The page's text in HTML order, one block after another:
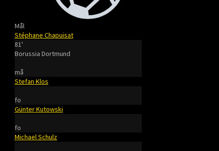
Mål
Stéphane Chapuisat
81'
Borussia Dortmund
må
Stefan Klos
fo
Günter Kutowski
fo
Michael Schulz